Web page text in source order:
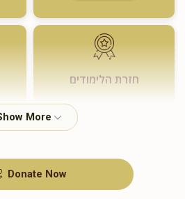
חזרת הלימודים
Donate Now